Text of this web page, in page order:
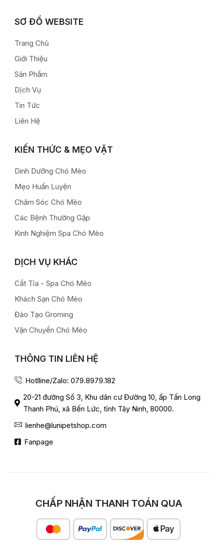
SƠ ĐỒ WEBSITE
Trang Chủ
Giới Thiệu
Sản Phẩm
Dịch Vụ
Tin Tức
Liên Hệ
KIẾN THỨC & MẸO VẶT
Dinh Dưỡng Chó Mèo
Mẹo Huấn Luyện
Chăm Sóc Chó Mèo
Các Bệnh Thường Gặp
Kinh Nghiệm Spa Chó Mèo
DỊCH VỤ KHÁC
Cắt Tỉa - Spa Chó Mèo
Khách Sạn Chó Mèo
Đào Tạo Groming
Vận Chuyển Chó Mèo
THÔNG TIN LIÊN HỆ
Hotlline/Zalo: 079.8979.182
20-21 đường Số 3, Khu dân cư Đường 10, ấp Tấn Long
Thanh Phú, xã Bến Lức, tỉnh Tây Ninh, 80000.
lienhe@lunipetshop.com
Fanpage
CHẤP NHẬN THANH TOÁN QUA